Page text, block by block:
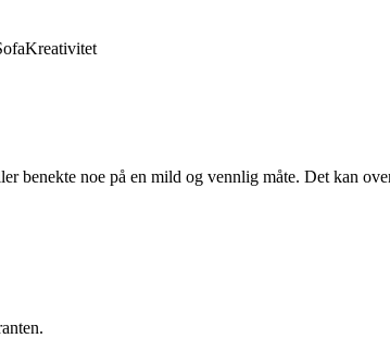
Kreativitet
benekte noe på en mild og vennlig måte. Det kan